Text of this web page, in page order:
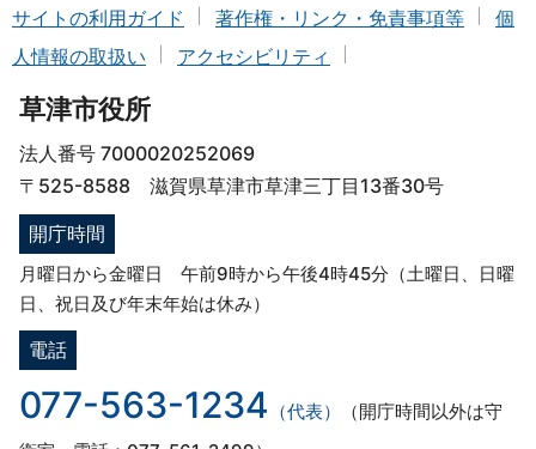
サイトの利用ガイド 著作権・リンク・免責事項等
個
人情報の取扱い
アクセシビリティ
草津市役所
法人番号 7000020252069
〒525-8588 滋賀県草津市草津三丁目13番30号
開庁時間
月曜日から金曜日 午前9時から午後4時45分（土曜日、日曜
日、祝日及び年末年始は休み）
電話
077-563-1234 （代表）
（開庁時間以外は守